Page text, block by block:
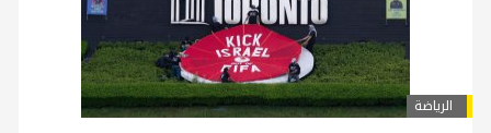
الرياضة